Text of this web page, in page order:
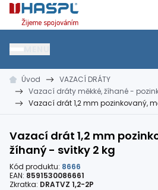
Hašpl
HŘEBÍKY
kramle
SPOJOVACÍ MATERIÁL
vruty, šrouby, matice
Úvod
VAZACÍ DRÁTY
Vazací dráty měkké, žíhané -
Vazací drát 1,2 mm pozinkovaný,
Vazací drát 1,2 mm
žíhaný - svitky 2 kg
Kód produktu: 8666
EAN: 8591530086661
Zkratka: DRATVZ 1,2-2P